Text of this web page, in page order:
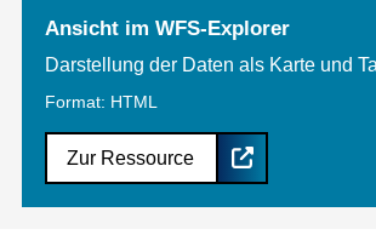
Ansicht im WFS-Explorer
Darstellung der Daten als Karte und
Format: HTML
Zur Ressource